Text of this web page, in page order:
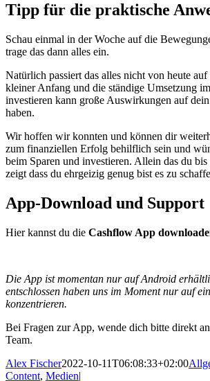
Tipp für die praktische
Schau einmal in der Woche auf die
trage das dann alles ein.
Natürlich passiert das alles nicht von heute auf
kleiner Anfang und die ständige Umsetzung
investieren kann große Auswirkungen auf
haben.
Wir hoffen wir konnten und können dir
zum finanziellen Erfolg behilflich sein und
beim Sparen und investieren. Allein das du bis
zeigt dass du ehrgeizig genug bist es zu
App-Download und Support
Hier kannst du die Cashflow App
Die App ist momentan nur auf Android
entschlossen haben uns im Moment nur auf
konzentrieren.
Bei Fragen zur App, wende dich bitte direkt
Team.
Alex Fischer2022-10-11T06:08:33+02:00
Content, Medien|